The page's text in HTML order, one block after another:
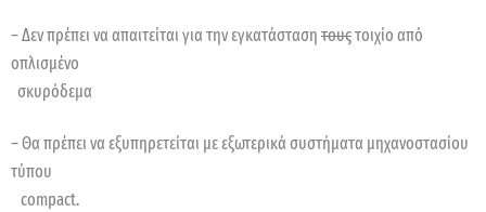
– Δεν πρέπει να απαιτείται για την εγκατάσταση τουςτοιχίο από
οπλισμένο
σκυρόδεμα
– Θα πρέπει να εξυπηρετείται με εξωτερικά συστήματα μηχανοστασίου
τύπου
compact.